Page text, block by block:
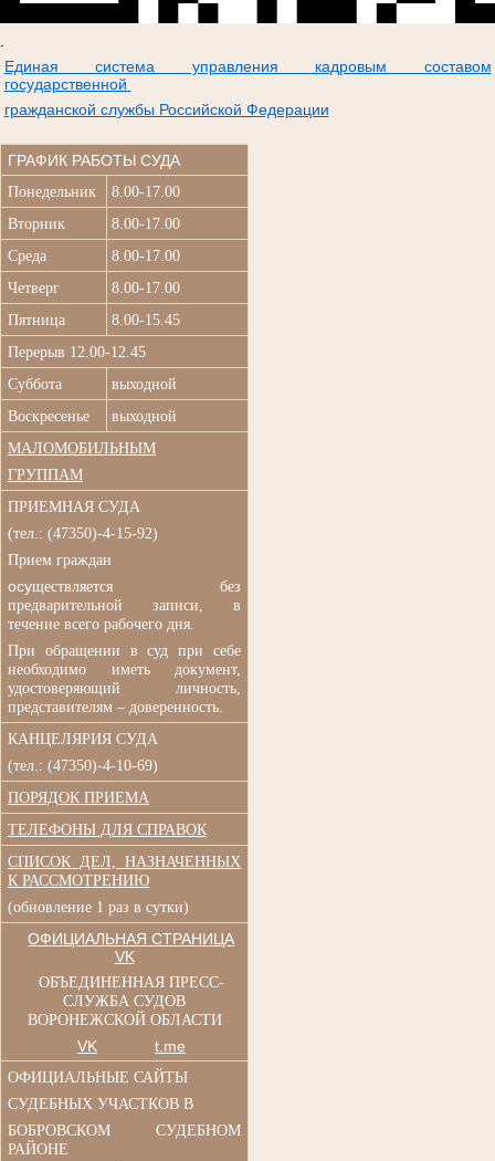
Единая система управления кадровым составом
государственной
гражданской службы Российской Федерации
ГРАФИК РАБОТЫ СУДА
Понедельник
8.00-17.00
Вторник
8.00-17.00
Среда
8.00-17.00
Четверг
8.00-17.00
Пятница
8.00-15.45
Перерыв 12.00-12.45
Суббота
выходной
Воскресенье
выходной
МАЛОМОБИЛЬНЫМ
ГРУППАМ
ПРИЕМНАЯ СУДА
(тел.: (47350)-4-15-92)
Прием граждан
осуществляется без
предварительной записи, в
течение всего рабочего дня.
При обращении в суд при
себе
необходимо иметь документ,
удостоверяющий личность,
представителям – доверенность.
КАНЦЕЛЯРИЯ СУДА
(тел.: (47350)-4-10-69)
ПОРЯДОК ПРИЕМА
ТЕЛЕФОНЫ ДЛЯ СПРАВОК
СПИСОК ДЕЛ, НАЗНАЧЕННЫХ
К РАССМОТРЕНИЮ
(обновление 1 раз в сутки)
ОФИЦИАЛЬНАЯ СТРАНИЦА
VK
ОБЪЕДИНЕННАЯ ПРЕСС-
СЛУЖБА СУДОВ
ВОРОНЕЖСКОЙ ОБЛАСТИ
VK t.me
ОФИЦИАЛЬНЫЕ САЙТЫ
СУДЕБНЫХ УЧАСТКОВ В
БОБРОВСКОМ СУДЕБНОМ
РАЙОНЕ